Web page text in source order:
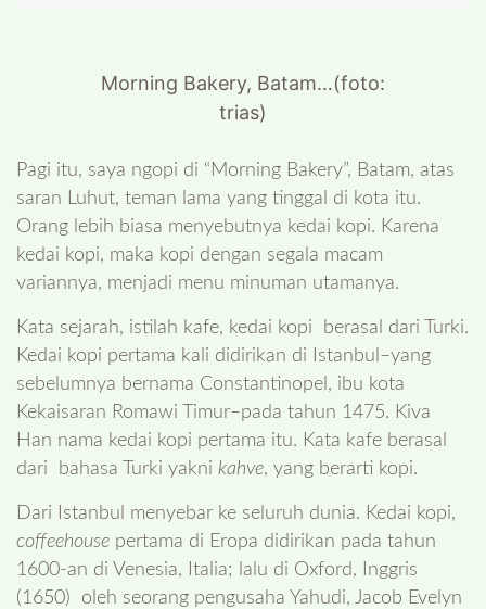
Morning Bakery, Batam…(foto:
trias)
Pagi itu, saya ngopi di “Morning Bakery”, Batam, atas
saran Luhut, teman lama yang tinggal di kota itu.
Orang lebih biasa menyebutnya kedai kopi. Karena
kedai kopi, maka kopi dengan segala macam
variannya, menjadi menu minuman utamanya.
Kata sejarah, istilah kafe, kedai kopi berasal dari Turki.
Kedai kopi pertama kali didirikan di Istanbul–yang
sebelumnya bernama Constantinopel, ibu kota
Kekaisaran Romawi Timur–pada tahun 1475. Kiva
Han nama kedai kopi pertama itu. Kata kafe berasal
dari bahasa Turki yakni kahve, yang berarti kopi.
Dari Istanbul menyebar ke seluruh dunia. Kedai kopi,
coffeehouse pertama di Eropa didirikan pada tahun
1600-an di Venesia, Italia; lalu di Oxford, Inggris
(1650) oleh seorang pengusaha Yahudi, Jacob Evelyn